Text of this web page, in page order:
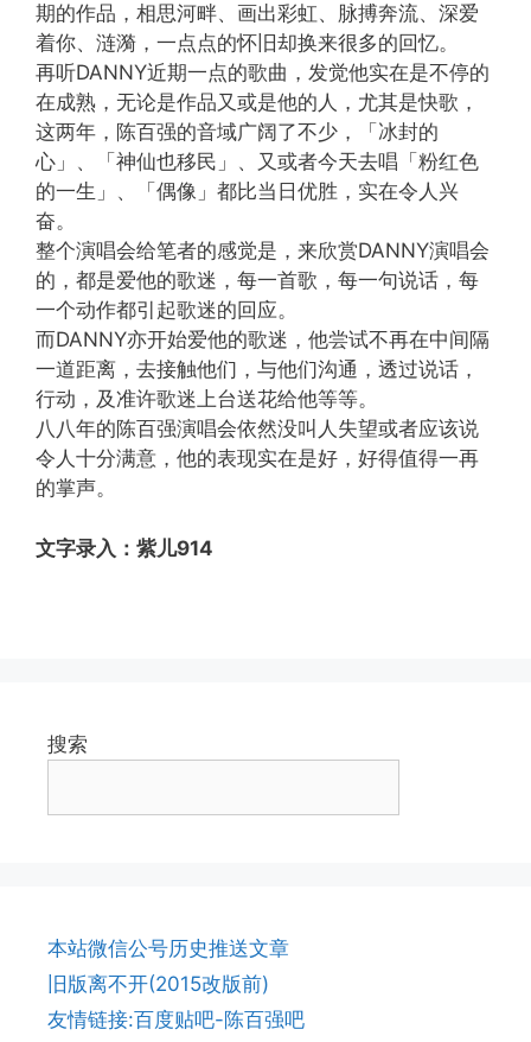
期的作品，相思河畔、画出彩虹、脉搏奔流、深爱
着你、涟漪，一点点的怀旧却换来很多的回忆。
再听DANNY近期一点的歌曲，发觉他实在是不停的
在成熟，无论是作品又或是他的人，尤其是快歌，
这两年，陈百强的音域广阔了不少，「冰封的
心」、「神仙也移民」、又或者今天去唱「粉红色
的一生」、「偶像」都比当日优胜，实在令人兴
奋。
整个演唱会给笔者的感觉是，来欣赏DANNY演唱会
的，都是爱他的歌迷，每一首歌，每一句说话，每
一个动作都引起歌迷的回应。
而DANNY亦开始爱他的歌迷，他尝试不再在中间隔
一道距离，去接触他们，与他们沟通，透过说话，
行动，及准许歌迷上台送花给他等等。
八八年的陈百强演唱会依然没叫人失望或者应该说
令人十分满意，他的表现实在是好，好得值得一再
的掌声。
文字录入：紫儿914
搜索
本站微信公号历史推送文章
旧版离不开(2015改版前)
友情链接:百度贴吧-陈百强吧